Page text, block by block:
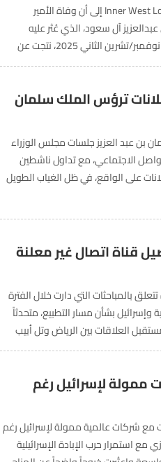
خلصت محكمة الطب الشرعي في Inner West London إلى أن وفاة الأمير
آل سعود، الذي عُثر عليه
متوفى داخل غرفة بأحد فنادق لندن في نوفمبر/تشرين الثاني 2025، نتجت عن
ترؤس الملك سلمان
بن عبد العزيز جلسات مجلس الوزراء
الاجتماعي، مع تداول ناشطين
على الواقع، في ظل الغياب الطويل
قناة اتصال غير معلنة
بالمباحثات التي دارت خلال الفترة
وإسرائيل بشأن مسار التطبيع، متحدثاً
العلاقات بين الرياض وتل أبيب
لإسرائيل رغم
مع شركات عالمية ممولة لإسرائيل رغم
استمرار حرب الإبادة الإسرائيلية